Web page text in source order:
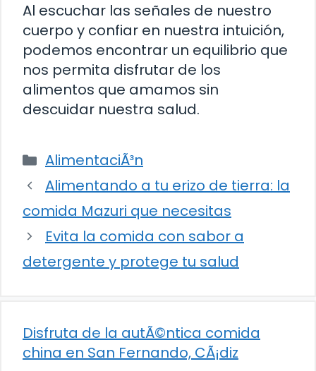
Al escuchar las señales de nuestro
cuerpo y confiar en nuestra intuición,
podemos encontrar un equilibrio que
nos permita disfrutar de los
alimentos que amamos sin
descuidar nuestra salud.
Categorías
AlimentaciÃ³n
Alimentando a tu erizo de tierra: la
comida Mazuri que necesitas
Evita la comida con sabor a
detergente y protege tu salud
Disfruta de la autÃ©ntica comida
china en San Fernando, CÃ¡diz